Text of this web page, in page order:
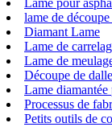
Lame pour
lame de
Diamant Lame
Lame de
Lame de
Découpe de
Lame
Processus de
Petits outils de